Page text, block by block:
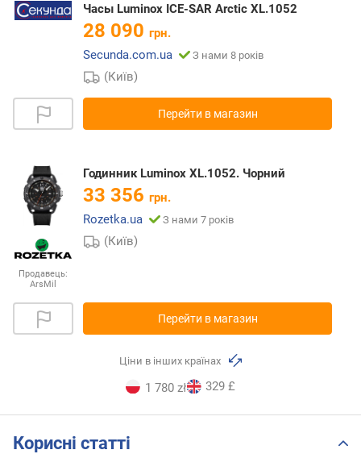
Часы Luminox ICE-SAR Arctic XL.1052
28 090 грн.
Secunda.com.ua
З нами 8 років
(Київ)
Перейти в магазин
Продавець:
ArsMil
Годинник Luminox XL.1052. Чорний
33 356 грн.
Rozetka.ua
З нами 7 років
(Київ)
Перейти в магазин
Ціни в інших країнах
1 780 zł 329 £
Корисні статті